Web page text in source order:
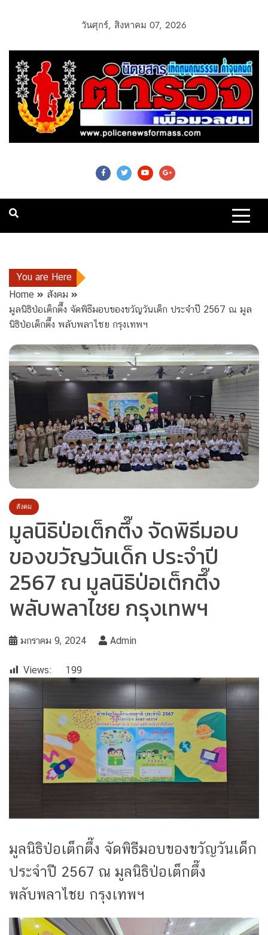
วันศุกร์, สิงหาคม 07, 2026
Police News For
Mass
You are Here
Home
สังคม
มูลนิธิป่อเต็กตึ๊ง จัดพิธีมอบของขวัญวันเด็ก ประจำปี 2567 ณ มูล
นิธิป่อเต็กตึ๊ง พลับพลาไชย กรุงเทพฯ
สังคม
มูลนิธิป่อเต็กตึ๊ง จัดพิธีมอบ
ของขวัญวันเด็ก ประจำปี
2567 ณ มูลนิธิป่อเต็กตึ๊ง
พลับพลาไชย กรุงเทพฯ
มกราคม 9, 2024 Admin
Views: 199
มูลนิธิป่อเต็กตึ๊ง จัดพิธีมอบของขวัญวันเด็ก
ประจำปี 2567 ณ มูลนิธิป่อเต็กตึ๊ง
พลับพลาไชย กรุงเทพฯ